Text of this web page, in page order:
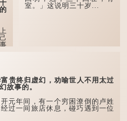
室。」这说明三十岁...
终归虚幻，劝喻世人不用太过
故事的。
年间，有一个穷困潦倒的卢姓
过一间旅店休息，碰巧遇到一位